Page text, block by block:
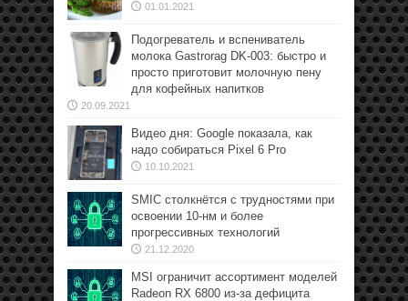
01.01.2021
Подогреватель и вспениватель
молока Gastrorag DK-003: быстро и
просто приготовит молочную пену
для кофейных напитков
20.09.2021
Видео дня: Google показала, как
надо собираться Pixel 6 Pro
10.10.2021
SMIC столкнётся с трудностями при
освоении 10-нм и более
прогрессивных технологий
21.12.2020
MSI ограничит ассортимент моделей
Radeon RX 6800 из-за дефицита